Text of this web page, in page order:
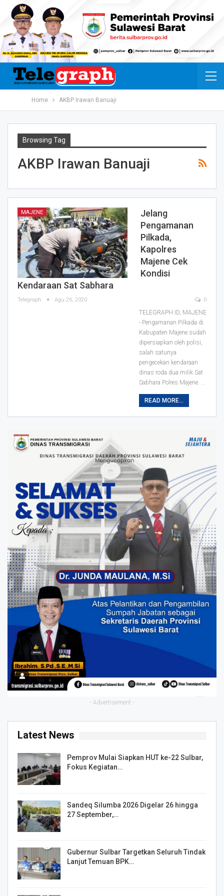
Home AKBP Irawan Banuaji
Browsing Tag
AKBP Irawan Banuaji
MAJENE
Jelang
Pengamanan
Pilkada,
Kapolres
Majene Cek
Kondisi
Kendaraan Sat Sabhara
Telegraph Agu 26, 2020 0
TELEGRAPH.ID, MAJENE
- Pengamanan Pilkada di
Kabupaten Majene sudah
dipersiapkan oleh polisi,
salah satunya
pengecekan kendaraan
dinas roda dua milik Sat
Sabhara Polres Majene. …
READ MORE...
- Advertisement -
Latest News
Pemprov Mulai Siapkan HUT ke-22 Sulbar,
Fokus Kegiatan…
Sandeq Silumba 2026 Digelar 26 hingga
27 September,…
Gubernur Sulbar Targetkan Seluruh Tindak
Lanjut Temuan BPK…